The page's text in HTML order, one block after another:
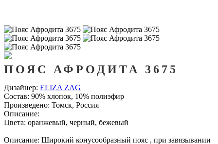
ПОЯС АФРОДИТА 3675
Дизайнер: ELIZA ZAG
Состав: 90% хлопок, 10% полиэфир
Произведено: Томск, Россия
Описание:
Цвета: оранжевый, черный, бежевый
Описание: Широкий конусообразный пояс , при завязывании